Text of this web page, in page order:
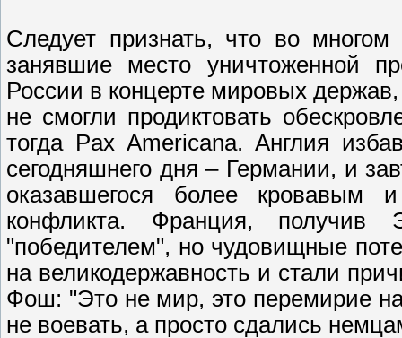
Следует признать, что во
занявшие место уничтоженной
России в концерте мировых
не смогли продиктовать
тогда Pax Americana. Англия
сегодняшнего дня – Германии, и
оказавшегося более кровавым
конфликта. Франция, получив
"победителем", но чудовищные
на великодержавность и стали
Фош: "Это не мир, это перемирие
не воевать, а просто сдались